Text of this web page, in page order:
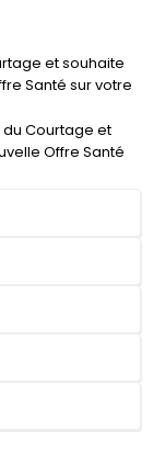
et souhaite
Santé sur votre
Courtage et
Offre Santé